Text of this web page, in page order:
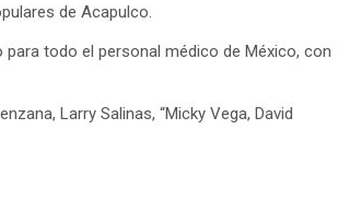
de Acapulco.
para todo el personal médico de México, con
Larry Salinas, “Micky Vega, David